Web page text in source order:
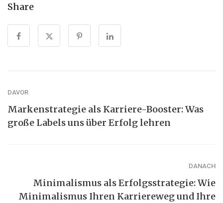
Share
DAVOR
Markenstrategie als Karriere-Booster: Was
große Labels uns über Erfolg lehren
DANACH
Minimalismus als Erfolgsstrategie: Wie
Minimalismus Ihren Karriereweg und Ihre